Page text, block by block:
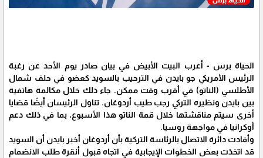
الحياة برس - أعرب البيت الأبيض في بيان صادر يوم الأحد عن رغبة
الرئيس الأمريكي جو بايدن في الترحيب بالسويد كعضو في حلف شمال
الأطلسي (الناتو) في أقرب وقت ممكن. جاء ذلك خلال مكالمة هاتفية
بين بايدن ونظيره التركي رجب طيب أردوغان. تناول الرئيسان أيضًا قضايا
أخرى سيتم مناقشتها خلال قمة الناتو هذا الأسبوع، بما في ذلك دعم
أوكرانيا في مواجهة روسيا.
وأفادت دائرة الاتصال بالرئاسة التركية بأن أردوغان أخبر بايدن أن السويد
قد اتخذت بعض الخطوات الإيجابية في اتجاه قبول أنقرة طلب الانضمام